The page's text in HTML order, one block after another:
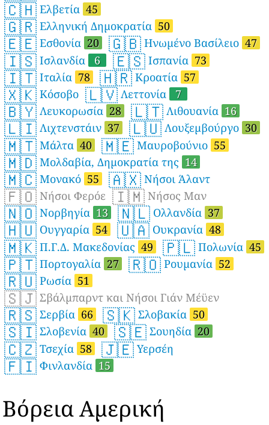
🇨🇭 Ελβετία 45
🇬🇷 Ελληνική Δημοκρατία 50
🇪🇪 Εσθονία 20 🇬🇧 Ηνωμένο Βασίλειο 47
🇮🇸 Ισλανδία 6 🇪🇸 Ισπανία 73
🇮🇹 Ιταλία 78 🇭🇷 Κροατία 57
🇽🇰 Κόσοβο 🇱🇻 Λεττονία 7
🇧🇾 Λευκορωσία 28 🇱🇹 Λιθουανία 16
🇱🇮 Λιχτενστάιν 37 🇱🇺 Λουξεμβούργο 30
🇲🇹 Μάλτα 40 🇲🇪 Μαυροβούνιο 55
🇲🇩 Μολδαβία, Δημοκρατία της 14
🇲🇨 Μονακό 55 🇦🇽 Νήσοι Άλαντ
🇫🇴 Νήσοι Φερόε 🇮🇲 Νήσος Μαν
🇳🇴 Νορβηγία 13 🇳🇱 Ολλανδία 37
🇭🇺 Ουγγαρία 54 🇺🇦 Ουκρανία 48
🇲🇰 Π.Γ.Δ. Μακεδονίας 49 🇵🇱 Πολωνία 45
🇵🇹 Πορτογαλία 27 🇷🇴 Ρουμανία 52
🇷🇺 Ρωσία 51
🇸🇯 Σβάλμπαρντ και Νήσοι Γιάν Μέϋεν
🇷🇸 Σερβία 66 🇸🇰 Σλοβακία 50
🇸🇮 Σλοβενία 40 🇸🇪 Σουηδία 20
🇨🇿 Τσεχία 58 🇯🇪 Υερσέη
🇫🇮 Φινλανδία 15
Βόρεια Αμερική